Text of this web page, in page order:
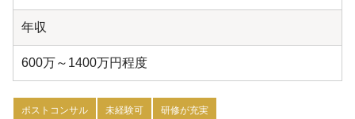
年収
600万～1400万円程度
ポストコンサル 未経験可 研修が充実